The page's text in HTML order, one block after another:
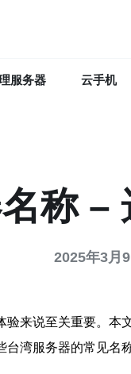
服务器 云手机
称 –
2025年3月9
来说至关重要。本
湾服务器的常见名称